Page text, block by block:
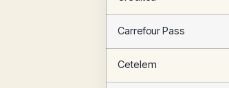
Carrefour Pass
Cetelem